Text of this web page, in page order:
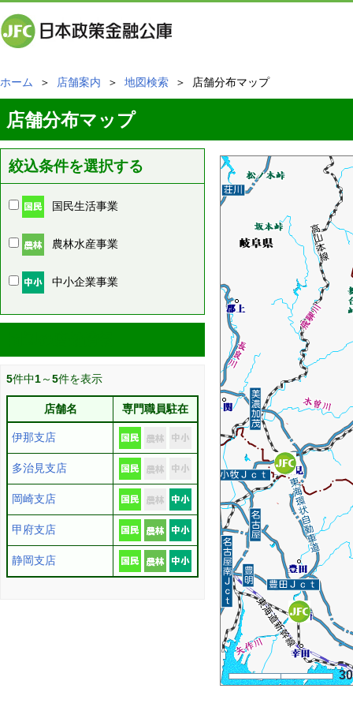
ホーム ＞ 店舗案内 ＞ 地図検索 ＞ 店舗分布マップ
店舗分布マップ
絞込条件を選択する
国民生活事業
農林水産事業
中小企業事業
5件中1～5件を表示
店舗名 専門職員駐在
伊那支店
多治見支店
岡崎支店
甲府支店
静岡支店